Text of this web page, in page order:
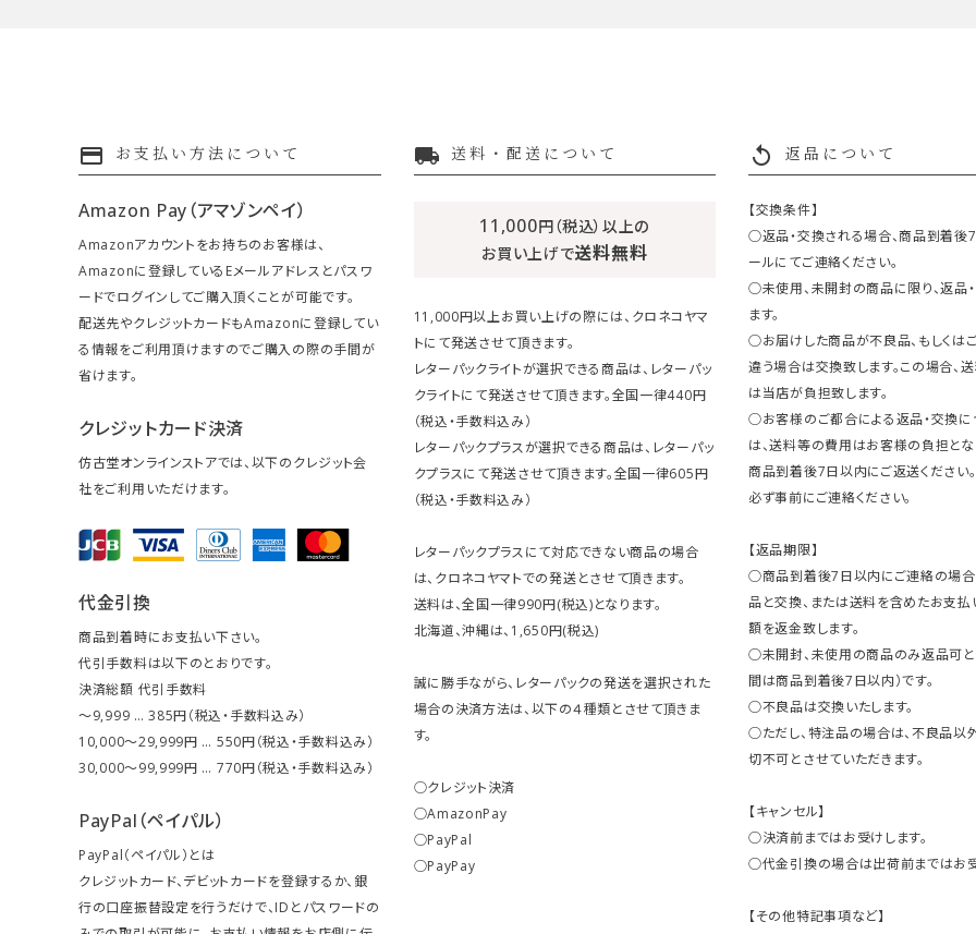
payment お支払い方法について
Amazon Pay（アマゾンペイ）
Amazonアカウントをお持ちのお客様は、
Amazonに登録しているEメールアドレスとパスワ
ードでログインしてご購入頂くことが可能です。
配送先やクレジットカードもAmazonに登録してい
る情報をご利用頂けますのでご購入の際の手間が
省けます。
クレジットカード決済
仿古堂オンラインストアでは、以下のクレジット会
社をご利用いただけます。
代金引換
商品到着時にお支払い下さい。
代引手数料は以下のとおりです。
決済総額 代引手数料
～9,999 … 385円（税込・手数料込み）
10,000～29,999円 … 550円（税込・手数料込み）
30,000～99,999円 … 770円（税込・手数料込み）
PayPal（ペイパル）
PayPal（ペイパル）とは
クレジットカード、デビットカードを登録するか、銀
行の口座振替設定を行うだけで、IDとパスワードの
local_shipping 送料・配送について
11,000円（税込）以上の
お買い上げで送料無料
11,000円以上お買い上げの際には、クロネコヤマ
トにて発送させて頂きます。
レターパックライトが選択できる商品は、レターパッ
クライトにて発送させて頂きます。全国一律440円
（税込・手数料込み）
レターパックプラスが選択できる商品は、レターパッ
クプラスにて発送させて頂きます。全国一律605円
（税込・手数料込み）
レターパックプラスにて対応できない商品の場合
は、クロネコヤマトでの発送とさせて頂きます。
送料は、全国一律990円(税込)となります。
北海道、沖縄は、1,650円(税込)
誠に勝手ながら、レターパックの発送を選択された
場合の決済方法は、以下の４種類とさせて頂きま
す。
○クレジット決済
○AmazonPay
○PayPal
○PayPay
replay 返品について
【交換条件】
○返品・交換される場合、商品到着後
ールにてご連絡ください。
○未使用、未開封の商品に限り、返品
ます。
○お届けした商品が不良品、もしくは
違う場合は交換致します。この場合、
は当店が負担致します。
○お客様のご都合による返品・交換に
は、送料等の費用はお客様の負担とな
商品到着後7日以内にご返送ください
必ず事前にご連絡ください。
【返品期限】
○商品到着後7日以内にご連絡の場合
品と交換、または送料を含めたお支
額を返金致します。
○未開封、未使用の商品のみ返品可と
間は商品到着後7日以内）です。
○不良品は交換いたします。
○ただし、特注品の場合は、不良品以
切不可とさせていただきます。
【キャンセル】
○決済前まではお受けします。
○代金引換の場合は出荷前まではお受
【その他特記事項など】